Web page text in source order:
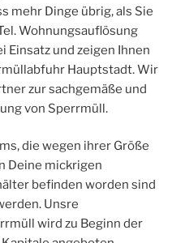
mehr Dinge übrig, als Sie
Wohnungsauflösung
Einsatz und zeigen Ihnen
Hauptstadt. Wir
zur sachgemäße und
von Sperrmüll.
die wegen ihrer Größe
Deine mickrigen
befinden worden sind
Unsre
wird zu Beginn der